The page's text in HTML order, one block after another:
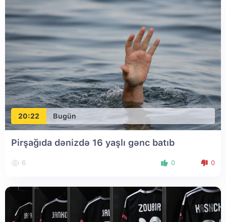
20:22 Bugün
Pirşağıda dənizdə 16 yaşlı gənc batıb
6 0 0